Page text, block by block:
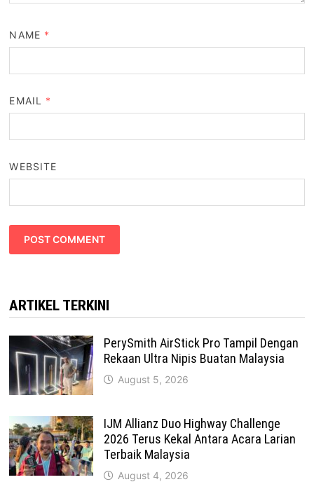
NAME *
EMAIL *
WEBSITE
ARTIKEL TERKINI
PerySmith AirStick Pro Tampil Dengan
Rekaan Ultra Nipis Buatan Malaysia
August 5, 2026
IJM Allianz Duo Highway Challenge
2026 Terus Kekal Antara Acara Larian
Terbaik Malaysia
August 4, 2026